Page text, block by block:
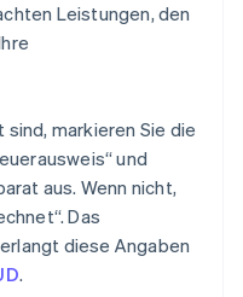
Leistungen, den
markieren Sie die
und
aus. Wenn nicht,
Das
diese Angaben
.